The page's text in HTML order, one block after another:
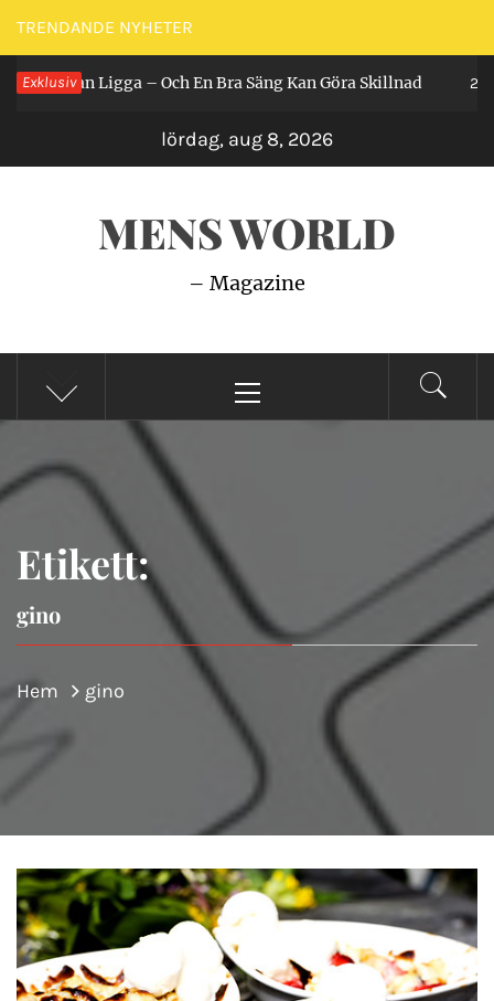
Hoppa
till
innehåll
TRENDANDE NYHETER
Exklusiv
Får Man Ligga – Och En Bra Säng Kan Göra Skillnad 2 år
lördag, aug 8, 2026
MENS WORLD
– Magazine
meny
Etikett:
gino
Hem gino